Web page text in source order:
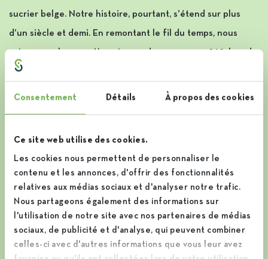
Consentement Détails À propos des cookies
Ce site web utilise des cookies.
Les cookies nous permettent de personnaliser le
contenu et les annonces, d'offrir des fonctionnalités
relatives aux médias sociaux et d'analyser notre trafic.
Nous partageons également des informations sur
l'utilisation de notre site avec nos partenaires de médias
sociaux, de publicité et d'analyse, qui peuvent combiner
celles-ci avec d'autres informations que vous leur avez
sucrier belge. Notre histoire, pourtant, s’étend sur plus
d’un siècle et demi. En remontant le fil du temps, nous
retrouvons les premières traces du groupe en 1868, lors de
la fondation de la sucrerie de Moerbeke, au nord de Gand.
Au fil des décennies, notre entreprise n’a cessé d’évoluer